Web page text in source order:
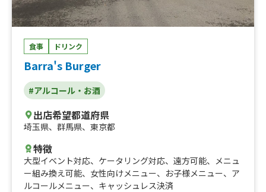
食事 ドリンク
Barra's Burger
#アルコール・お酒
出店希望都道府県
埼玉県、 群馬県、 東京都
特徴
大型イベント対応、 ケータリング対応、 遠方可能、
メニュ
ー組み換え可能、 女性向けメニュー、 お子様メニュー、 ア
ルコールメニュー、 キャッシュレス決済